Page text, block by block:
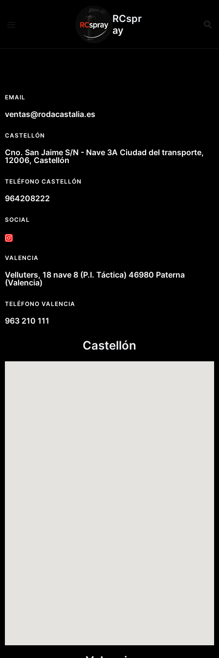
RCspr
ay
EMAIL
ventas@rodacastalia.es
CASTELLÓN
Cno. San Jaime S/N - Nave 3A Ciudad del transporte,
12006, Castellón
TELÉFONO CASTELLÓN
964208222
SOCIAL
VALENCIA
Velluters, 18 nave 8 (P.I. Táctica) 46980 Paterna
(Valencia)
TELÉFONO VALENCIA
963 210 111
Castellón